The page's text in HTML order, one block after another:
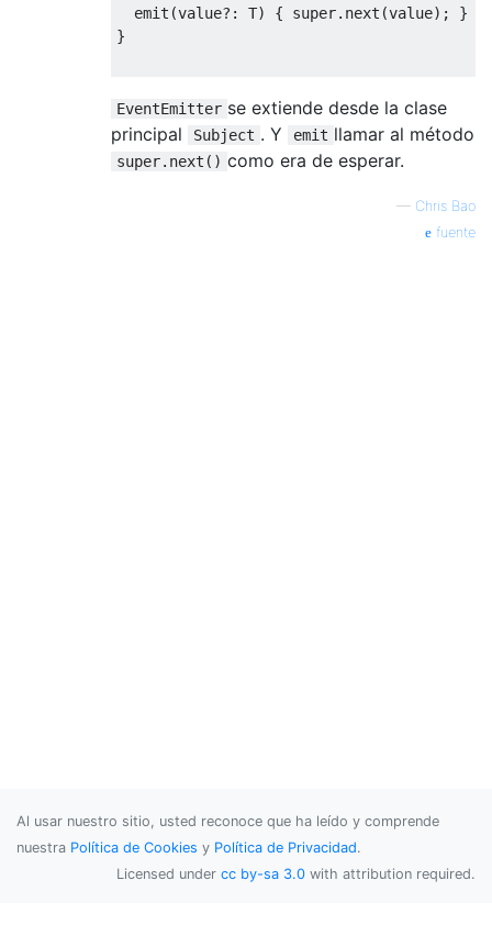
  emit(value?: T) { super.next(value); }
}
EventEmitter se extiende desde la clase
principal
Subject . Y emit llamar al método
super.next() como era de esperar.
— Chris Bao
fuente
Al usar nuestro sitio, usted reconoce que ha leído y comprende
nuestra Política de Cookies y Política de Privacidad.
Licensed under cc by-sa 3.0 with attribution required.